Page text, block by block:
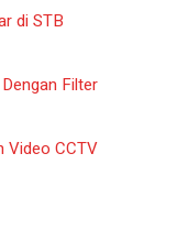
di STB
Filter
Video CCTV